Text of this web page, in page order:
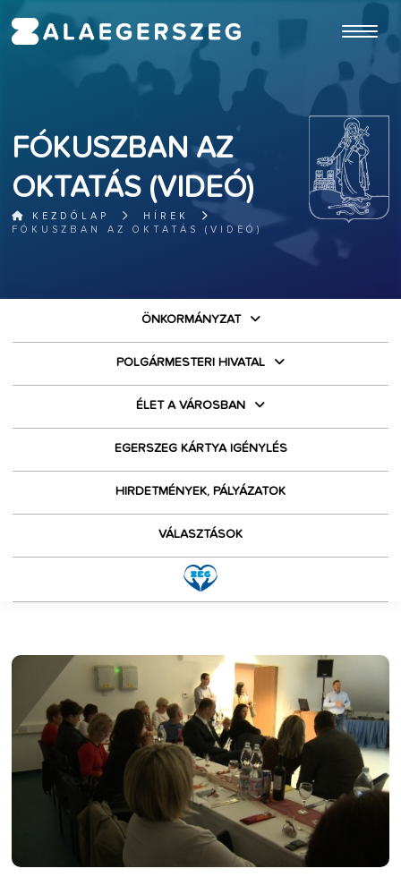
ugrás a fő tartalomhoz
FÓKUSZBAN AZ
OKTATÁS (VIDEÓ)
KEZDŐLAP
HÍREK
FÓKUSZBAN AZ OKTATÁS (VIDEÓ)
ÖNKORMÁNYZAT
POLGÁRMESTERI HIVATAL
ÉLET A VÁROSBAN
EGERSZEG KÁRTYA IGÉNYLÉS
HIRDETMÉNYEK, PÁLYÁZATOK
VÁLASZTÁSOK